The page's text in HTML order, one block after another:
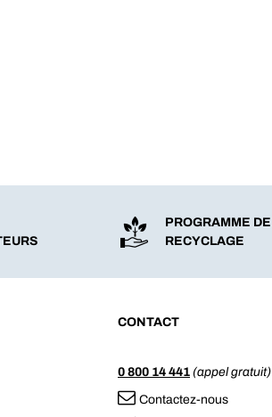
PROGRAMME DE
RECYCLAGE
CONTACT
0 800 14 441 (appel gratuit)
Contactez-nous